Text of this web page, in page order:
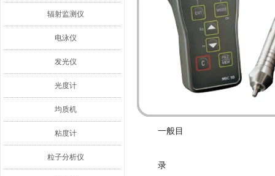
辐射监测仪
电泳仪
发光仪
光度计
均质机
粘度计
粒子分析仪
一般目
录